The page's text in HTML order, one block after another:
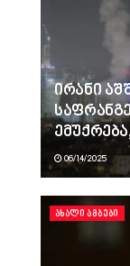
ირანი
06/14/2025
ᲐᲮᲐᲚᲘ ᲐᲛᲑᲔᲑᲘ